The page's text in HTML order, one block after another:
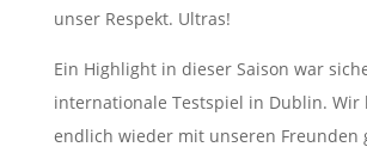
unser Respekt. Ultras!
Ein Highlight in dieser Saison war
internationale Testspiel in Dublin. Wir
endlich wieder mit unseren Freunden